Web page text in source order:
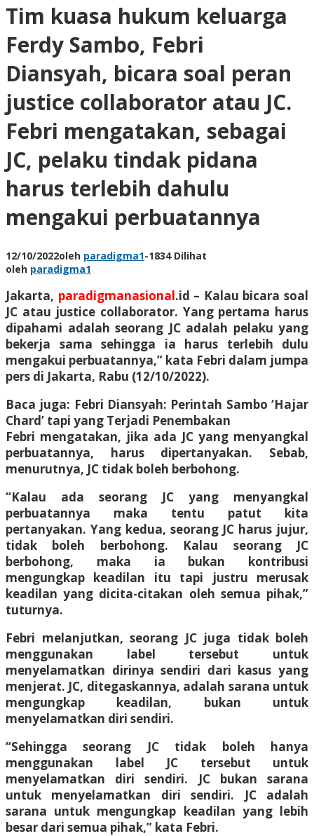
Tim kuasa hukum keluarga
Ferdy Sambo, Febri
Diansyah, bicara soal peran
justice collaborator atau JC.
Febri mengatakan, sebagai
JC, pelaku tindak pidana
harus terlebih dahulu
mengakui perbuatannya
12/10/2022oleh paradigma1-1834 Dilihat
oleh paradigma1
Jakarta, paradigmanasional.id – Kalau bicara soal
JC atau justice collaborator. Yang pertama harus
dipahami adalah seorang JC adalah pelaku yang
bekerja sama sehingga ia harus terlebih dulu
mengakui perbuatannya,” kata Febri dalam jumpa
pers di Jakarta, Rabu (12/10/2022).
Baca juga: Febri Diansyah: Perintah Sambo ‘Hajar
Chard’ tapi yang Terjadi Penembakan
Febri mengatakan, jika ada JC yang menyangkal
perbuatannya, harus dipertanyakan. Sebab,
menurutnya, JC tidak boleh berbohong.
“Kalau ada seorang JC yang menyangkal
perbuatannya maka tentu patut kita
pertanyakan. Yang kedua, seorang JC harus jujur,
tidak boleh berbohong. Kalau seorang JC
berbohong, maka ia bukan kontribusi
mengungkap keadilan itu tapi justru merusak
keadilan yang dicita-citakan oleh semua pihak,”
tuturnya.
Febri melanjutkan, seorang JC juga tidak boleh
menggunakan label tersebut untuk
menyelamatkan dirinya sendiri dari kasus yang
menjerat. JC, ditegaskannya, adalah sarana untuk
mengungkap keadilan, bukan untuk
menyelamatkan diri sendiri.
“Sehingga seorang JC tidak boleh hanya
menggunakan label JC tersebut untuk
menyelamatkan diri sendiri. JC bukan sarana
untuk menyelamatkan diri sendiri. JC adalah
sarana untuk mengungkap keadilan yang lebih
besar dari semua pihak,” kata Febri.